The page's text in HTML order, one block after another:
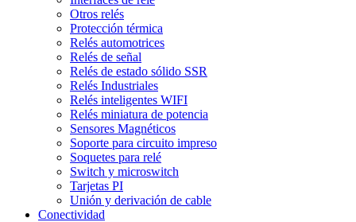
Otros relés
Protección térmica
Relés automotrices
Relés de señal
Relés de estado sólido SSR
Relés Industriales
Relés inteligentes WIFI
Relés miniatura de potencia
Sensores Magnéticos
Soporte para circuito impreso
Soquetes para relé
Switch y microswitch
Tarjetas PI
Unión y derivación de cable
Conectividad